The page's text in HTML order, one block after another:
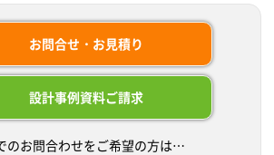
お問合せ・お見積り
設計事例資料ご請求
のお問合わせをご希望の方は…